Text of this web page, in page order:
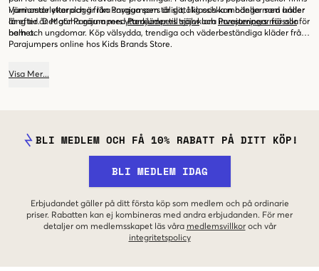
i juniorstorlekar och är lika snygga som tåliga, i klassiska modeller som håller
år efter år. Matcha gärna medParajumpers tröjoroch Parajumpers mössorför
helhet.
Värmande ytterplagg från Parajumpers är slittålig och kan hänga med under
lång tid. Det gör Parajumpers ytterkläder till självklara investeringar för alla
barn och ungdomar. Köp välsydda, trendiga och väderbeständiga kläder från
Parajumpers online hos Kids Brands Store.
Visa Mer...
BLI MEDLEM OCH FÅ 10% RABATT PÅ DITT KÖP!
BLI MEDLEM IDAG
Erbjudandet gäller på ditt första köp som medlem och på ordinarie
priser. Rabatten kan ej kombineras med andra erbjudanden. För mer
detaljer om medlemsskapet läs våra medlemsvillkor och vår
integritetspolicy